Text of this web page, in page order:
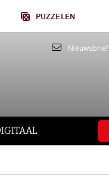
PUZZELEN
Nieuwsbrief